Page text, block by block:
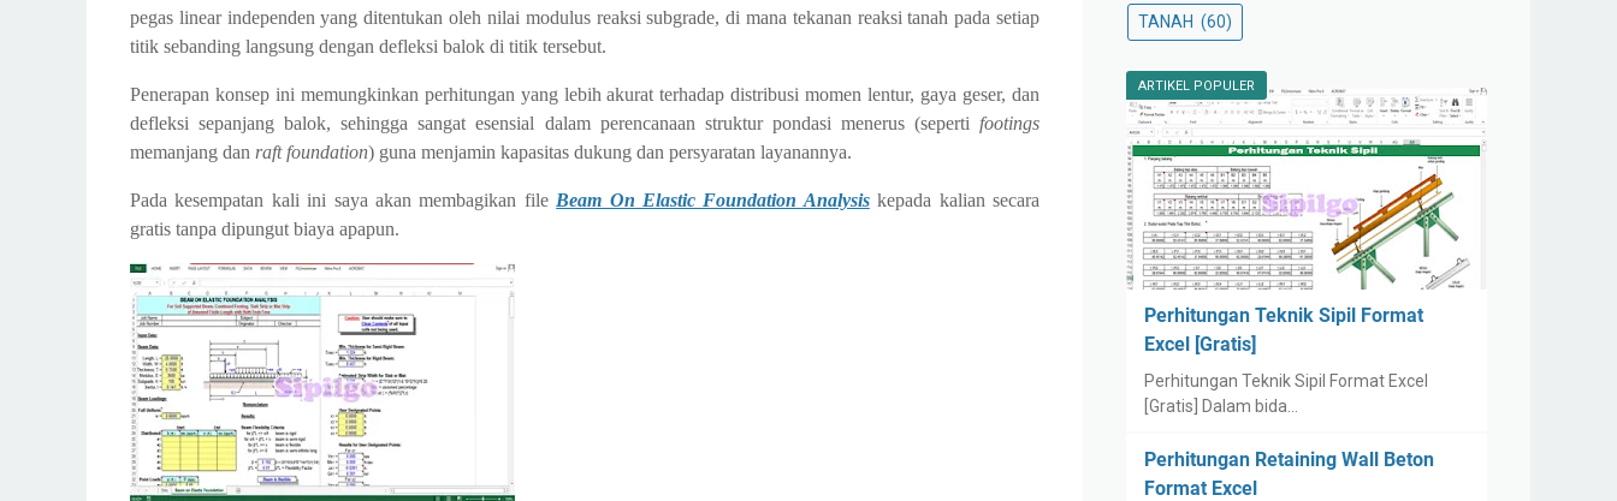
pegas linear independen yang ditentukan oleh nilai modulus reaksi subgrade, di mana tekanan reaksi tanah pada setiap
titik sebanding langsung dengan defleksi balok di titik tersebut.
Penerapan konsep ini memungkinkan perhitungan yang lebih akurat terhadap distribusi momen lentur, gaya geser, dan
defleksi sepanjang balok, sehingga sangat esensial dalam perencanaan struktur pondasi menerus (seperti footings
memanjang dan raft foundation) guna menjamin kapasitas dukung dan persyaratan layanannya.
Pada kesempatan kali ini saya akan membagikan file Beam On Elastic Foundation Analysiskepada kalian secara
gratis tanpa dipungut biaya apapun.
TANAH (60)
ARTIKEL POPULER
Perhitungan Teknik Sipil Format
Excel [Gratis]
Perhitungan Teknik Sipil Format Excel
[Gratis] Dalam bida…
Perhitungan Retaining Wall Beton
Format Excel